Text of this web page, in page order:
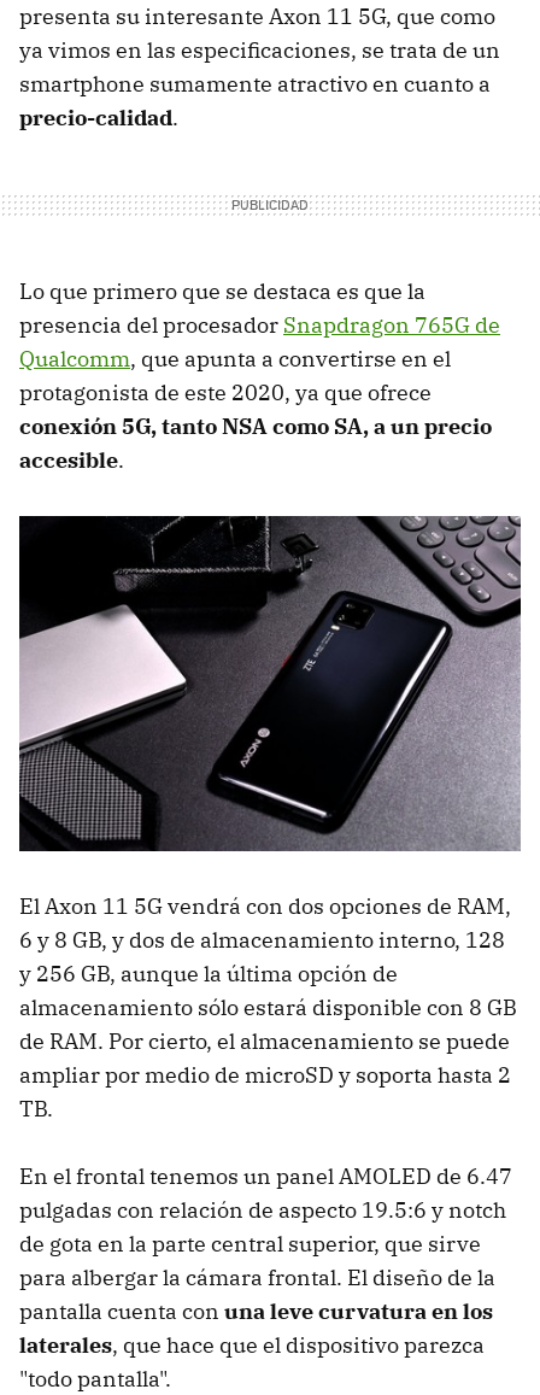
presenta su interesante Axon 11 5G, que como
ya vimos en las especificaciones, se trata de un
smartphone sumamente atractivo en cuanto a
precio-calidad.
Lo que primero que se destaca es que la
presencia del procesador Snapdragon 765G de
Qualcomm, que apunta a convertirse en el
protagonista de este 2020, ya que ofrece
conexión 5G, tanto NSA como SA, a un precio
accesible.
El Axon 11 5G vendrá con dos opciones de RAM,
6 y 8 GB, y dos de almacenamiento interno, 128
y 256 GB, aunque la última opción de
almacenamiento sólo estará disponible con 8 GB
de RAM. Por cierto, el almacenamiento se puede
ampliar por medio de microSD y soporta hasta 2
TB.
En el frontal tenemos un panel AMOLED de 6.47
pulgadas con relación de aspecto 19.5:6 y notch
de gota en la parte central superior, que sirve
para albergar la cámara frontal. El diseño de la
pantalla cuenta con una leve curvatura en los
laterales, que hace que el dispositivo parezca
"todo pantalla".